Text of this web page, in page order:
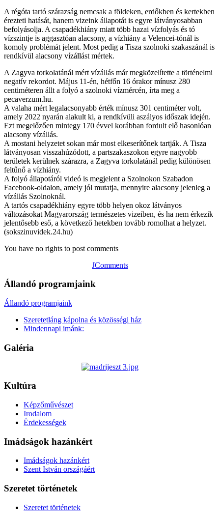
A régóta tartó szárazság nemcsak a földeken, erdőkben és kertekben
érezteti hatását, hanem vizeink állapotát is egyre látványosabban
befolyásolja. A csapadékhiány miatt több hazai vízfolyás és tó
vízszintje is aggasztóan alacsony, a vízhiány a Velencei-tónál is
komoly problémát jelent. Most pedig a Tisza szolnoki szakaszánál is
rendkívül alacsony vízállást mértek.
A Zagyva torkolatánál mért vízállás már megközelítette a történelmi
negatív rekordot. Május 11-én, hétfőn 16 órakor mínusz 280
centiméteren állt a folyó a szolnoki vízmércén, írta meg a
pecaverzum.hu.
A valaha mért legalacsonyabb érték mínusz 301 centiméter volt,
amely 2022 nyarán alakult ki, a rendkívüli aszályos időszak idején.
Ezt megelőzően mintegy 170 évvel korábban fordult elő hasonlóan
alacsony vízállás.
A mostani helyzetet sokan már most elkeserítőnek tartják. A Tisza
látványosan visszahúzódott, a partszakaszokon egyre nagyobb
területek kerülnek szárazra, a Zagyva torkolatánál pedig különösen
feltűnő a vízhiány.
A folyó állapotáról videó is megjelent a Szolnokon Szabadon
Facebook-oldalon, amely jól mutatja, mennyire alacsony jelenleg a
vízállás Szolnoknál.
A tartós csapadékhiány egyre több helyen okoz látványos
változásokat Magyarország természetes vizeiben, és ha nem érkezik
jelentősebb eső, a következő hetekben tovább romolhat a helyzet.
(sokszinuvidek.24.hu)
You have no rights to post comments
JComments
Állandó programjaink
Állandó programjaink
Szeretetláng kápolna és közösségi ház
Mindennapi imánk:
Galéria
Kultúra
Képzőművészet
Irodalom
Érdekességek
Imádságok hazánkért
Imádságok hazánkért
Szent István országáért
Szeretet történetek
Szeretet történetek